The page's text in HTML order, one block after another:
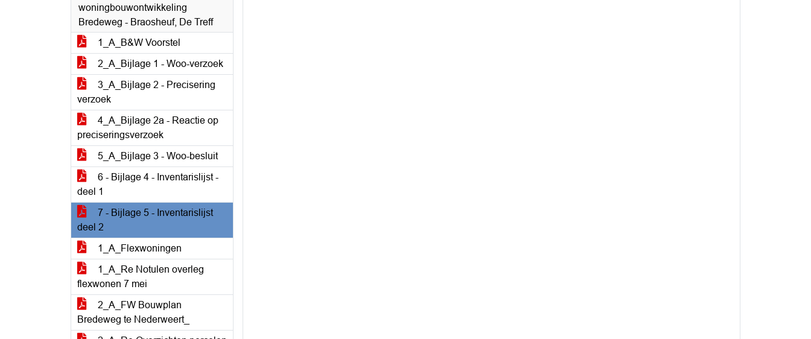
woningbouwontwikkeling
Bredeweg - Braosheuf, De Treff
1_A_B&W Voorstel
2_A_Bijlage 1 - Woo-verzoek
3_A_Bijlage 2 - Precisering
verzoek
4_A_Bijlage 2a - Reactie op
preciseringsverzoek
5_A_Bijlage 3 - Woo-besluit
6 - Bijlage 4 - Inventarislijst -
deel 1
7 - Bijlage 5 - Inventarislijst
deel 2
1_A_Flexwoningen
1_A_Re Notulen overleg
flexwonen 7 mei
2_A_FW Bouwplan
Bredeweg te Nederweert_